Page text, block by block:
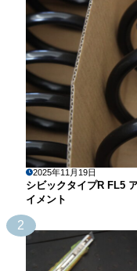
2025年11月19日
シビックタイプR FL5
イメント
2